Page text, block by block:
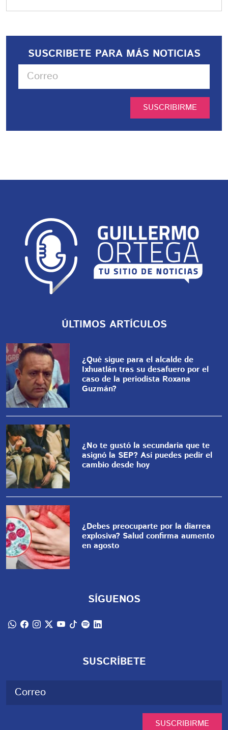
SUSCRIBETE PARA MÁS NOTICIAS
SUSCRIBIRME
ÚLTIMOS ARTÍCULOS
¿Qué sigue para el alcalde de
Ixhuatlán tras su desafuero por el
caso de la periodista Roxana
Guzmán?
¿No te gustó la secundaria que te
asignó la SEP? Así puedes pedir el
cambio desde hoy
¿Debes preocuparte por la diarrea
explosiva? Salud confirma aumento
en agosto
SÍGUENOS
SUSCRÍBETE
SUSCRIBIRME